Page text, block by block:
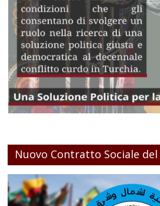
Nuovo Contratto Sociale del